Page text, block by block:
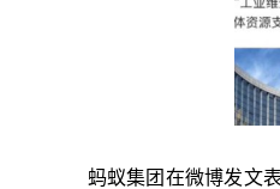
蚂蚁集团在微博发文